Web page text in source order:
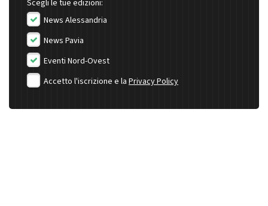
Scegli le tue edizioni:
News Alessandria
News Pavia
Eventi Nord-Ovest
Accetto l'iscrizione e la Privacy Policy